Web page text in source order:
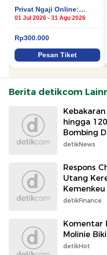
Berita detikcom
hingga
Bombing
detikNews
Respons
Utang
Kemenkeu
detikFinance
Komentar
Molinie
detikHot